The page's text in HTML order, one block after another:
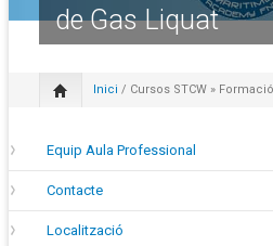
de Gas Liquat
Inici / Cursos STCW »
Equip Aula Professional
Contacte
Localització